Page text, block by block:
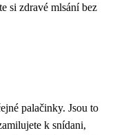
si zdravé mlsání bez
palačinky. Jsou to
k snídani,